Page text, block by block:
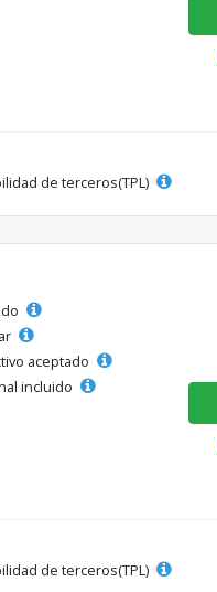
de terceros(TPL)
aceptado
incluido
de terceros(TPL)